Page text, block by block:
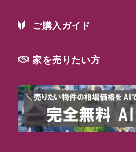
ご購入ガイド
家を売りたい方